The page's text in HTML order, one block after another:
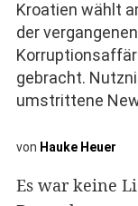
Kroatien wählt
der
gebracht.
umstrittene
von Hauke Heuer
Es war keine